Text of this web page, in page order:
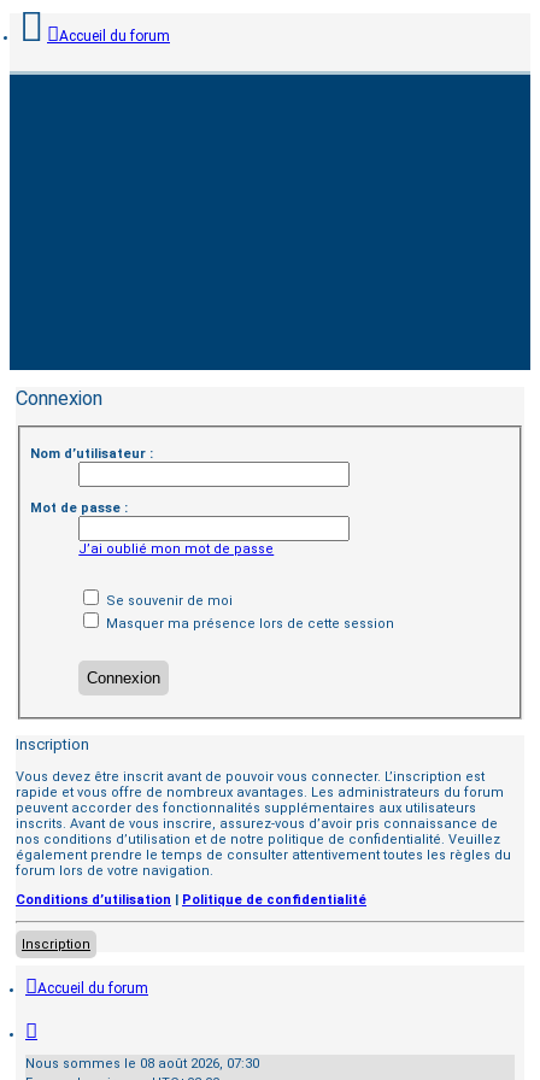
Accueil du forum
Connexion
Nom d’utilisateur :
Mot de passe :
J’ai oublié mon mot de passe
Se souvenir de moi
Masquer ma présence lors de cette session
Inscription
Vous devez être inscrit avant de pouvoir vous connecter. L’inscription est
rapide et vous offre de nombreux avantages. Les administrateurs du forum
peuvent accorder des fonctionnalités supplémentaires aux utilisateurs
inscrits. Avant de vous inscrire, assurez-vous d’avoir pris connaissance de
nos conditions d’utilisation et de notre politique de confidentialité. Veuillez
également prendre le temps de consulter attentivement toutes les règles du
forum lors de votre navigation.
Conditions d’utilisation | Politique de confidentialité
Inscription
Accueil du forum
Nous sommes le 08 août 2026, 07:30